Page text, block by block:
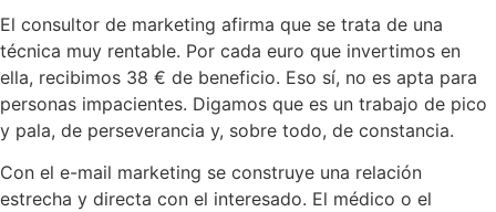
El consultor de marketing afirma que se trata de una
técnica muy rentable. Por cada euro que invertimos en
ella, recibimos 38 € de beneficio. Eso sí, no es apta para
personas impacientes. Digamos que es un trabajo de pico
y pala, de perseverancia y, sobre todo, de constancia.
Con el e-mail marketing se construye una relación
estrecha y directa con el interesado. El médico o el